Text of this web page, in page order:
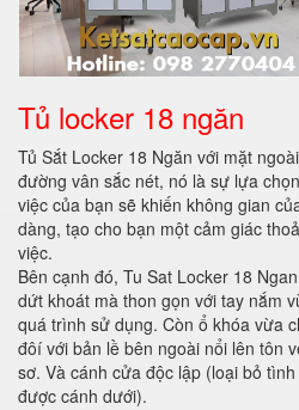
Tủ locker 18 ngăn
Tủ Sắt Locker 18 Ngăn với mặt
đường vân sắc nét, nó là sự lựa
việc của bạn sẽ khiến không gian
dàng, tạo cho bạn một cảm giác
việc.
Bên cạnh đó, Tu Sat Locker 18
dứt khoát mà thon gọn với tay nắm
quá trình sử dụng. Còn ổ khóa vừa
đôí với bản lề bên ngoài nổi lên tôn
sơ. Và cánh cửa độc lập (loại bỏ
được cánh dưới).